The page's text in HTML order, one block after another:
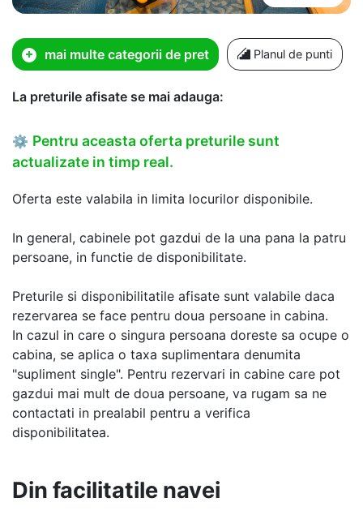
mai multe categorii de pret Planul de punti
La preturile afisate se mai adauga:
⚙ Pentru aceasta oferta preturile sunt
actualizate in timp real.
Oferta este valabila in limita locurilor disponibile.
In general, cabinele pot gazdui de la una pana la patru
persoane, in functie de disponibilitate.
Preturile si disponibilitatile afisate sunt valabile daca
rezervarea se face pentru doua persoane in cabina.
In cazul in care o singura persoana doreste sa ocupe o
cabina, se aplica o taxa suplimentara denumita
"supliment single". Pentru rezervari in cabine care pot
gazdui mai mult de doua persoane, va rugam sa ne
contactati in prealabil pentru a verifica
disponibilitatea.
Din facilitatile navei